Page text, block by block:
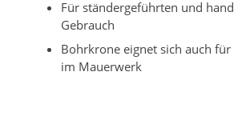
Für ständergeführten und
Gebrauch
Bohrkrone eignet sich auch
im Mauerwerk